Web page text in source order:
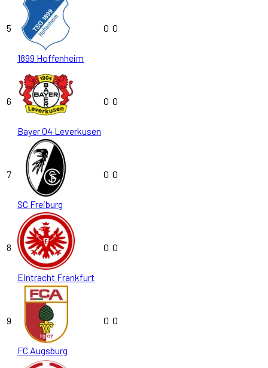
5
1899 Hoffenheim
0 0
6
Bayer 04 Leverkusen
0 0
7
SC Freiburg
0 0
8
Eintracht Frankfurt
0 0
9
FC Augsburg
0 0